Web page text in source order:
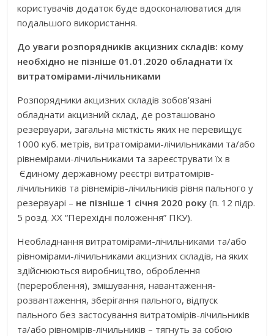
користувачів додаток буде вдосконалюватися для
подальшого використання.
До уваги розпорядників акцизних складів: кому
необхідно не пізніше 01.01.2020 обладнати їх
витратомірами-лічильниками
Розпорядники акцизних складів зобов’язані
обладнати акцизний склад, де розташовано
резервуари, загальна місткість яких не перевищує
1000 куб. метрів, витратомірами-лічильниками та/або
рівнемірами-лічильниками та зареєструвати їх в
Єдиному державному реєстрі витратомірів-
лічильників та рівнемірів-лічильників рівня пального у
резервуарі – не пізніше 1 січня 2020 року (п. 12 підр.
5 розд. XX “Перехідні положення” ПКУ).
Необладнання витратомірами-лічильниками та/або
рівномірами-лічильниками акцизних складів, на яких
здійснюються виробництво, оброблення
(перероблення), змішування, навантаження-
розвантаження, зберігання пального, відпуск
пального без застосування витратомірів-лічильників
та/або рівномірів-лічильників – тягнуть за собою